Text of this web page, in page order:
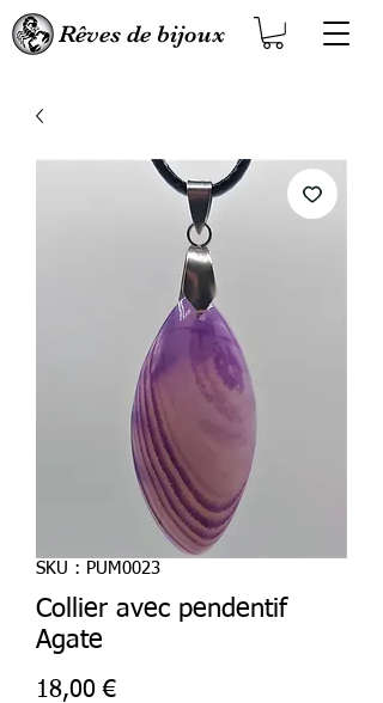
Rêves de bijoux
SKU : PUM0023
Collier avec pendentif
Agate
18,00 €Prix